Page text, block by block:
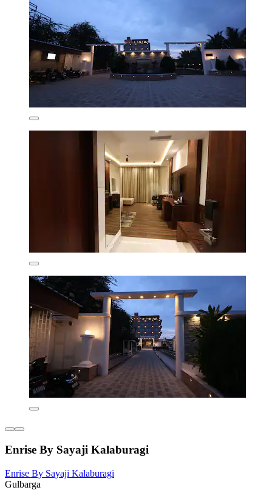
Enrise By Sayaji Kalaburagi
Enrise By Sayaji Kalaburagi
Gulbarga